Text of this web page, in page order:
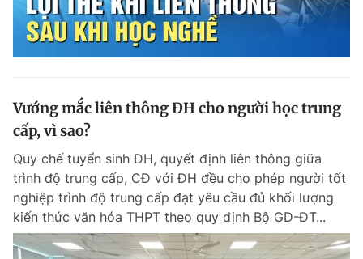
Vướng mắc liên thông ĐH cho người học trung
cấp, vì sao?
Quy chế tuyển sinh ĐH, quyết định liên thông giữa
trình độ trung cấp, CĐ với ĐH đều cho phép người tốt
nghiệp trình độ trung cấp đạt yêu cầu đủ khối lượng
kiến thức văn hóa THPT theo quy định Bộ GD-ĐT...